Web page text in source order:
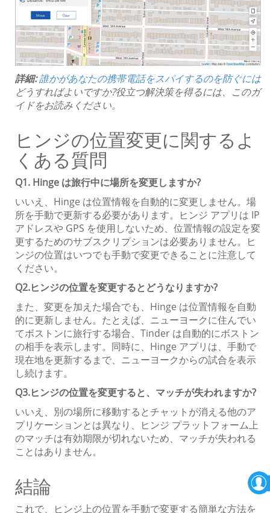
詳細:誰かがあなたの携帯電話をスパイするのを防ぐには
どうすればよいですか?役立つ解決策を得るには、このガ
イドをお読みください。
ヒンジの位置変更に関するよ
くある質問
Q1. Hinge は旅行中に場所を変更しますか?
いいえ、Hinge は位置情報を自動的に変更しません。場
所を手動で更新する必要があります。ヒンジ アプリは IP
アドレスや GPS を使用しないため、位置情報の設定を変
更するためのサブスクリプションは必要ありません。ヒ
ンジの位置はいつでも手動で変更できることに注意して
ください。
Q2.ヒンジの位置を変更するとどうなりますか?
また、変更を加えた場合でも、Hinge は位置情報を自動
的に更新しません。たとえば、ニューヨークに住んでい
てボストンに旅行する場合、Tinder は自動的にボストン
の相手を表示します。同時に、Hinge アプリは、手動で
現在地を更新するまで、ニューヨークからの試合を表示
し続けます。
Q3.ヒンジの位置を変更すると、マッチが失われますか?
いいえ、別の場所に移動するとチャットが消える他のア
プリケーションとは異なり、ヒンジ プラットフォーム上
のマッチは有効期限が切れないため、マッチが失われる
ことはありません。
結論
これで、ヒンジ上の位置を手動で変更する簡単な方法を